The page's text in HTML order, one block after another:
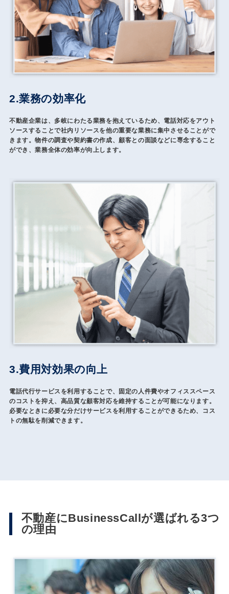
2.業務の効率化
不動産企業は、多岐にわたる業務を抱えているため、電話対応をアウト
ソースすることで社内リソースを他の重要な業務に集中させることがで
きます。物件の調査や契約書の作成、顧客との面談などに専念すること
ができ、業務全体の効率が向上します。
3.費用対効果の向上
電話代行サービスを利用することで、固定の人件費やオフィススペース
のコストを抑え、高品質な顧客対応を維持することが可能になります。
必要なときに必要な分だけサービスを利用することができるため、コス
トの無駄を削減できます。
不動産にBusinessCallが選ばれる3つ
の理由